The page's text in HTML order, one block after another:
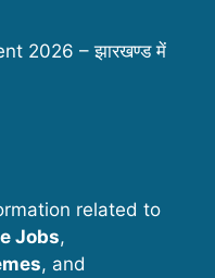
2026 – झारखण्ड में
related to
Jobs,
, and